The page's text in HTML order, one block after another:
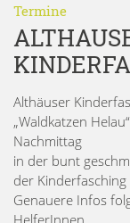
Termine
Althäuser
„Waldkatzen
Nachmittag
in der bunt
der
Genauere Infos
HelferInnen.